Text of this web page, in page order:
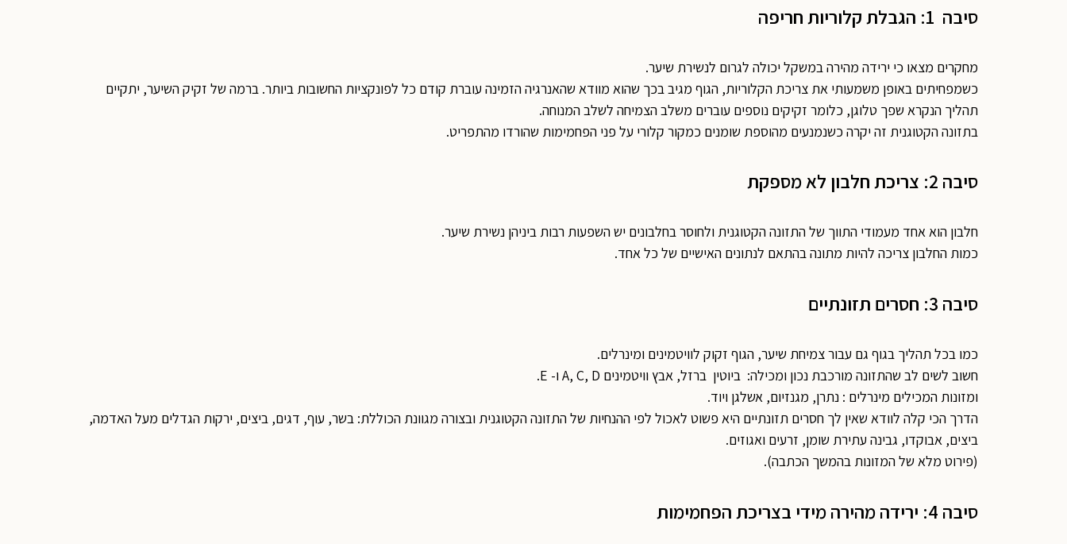
סיבה 1: הגבלת קלוריות חריפה
מחקרים מצאו כי ירידה מהירה במשקל יכולה לגרום לנשירת שיער.
כשמפחיתים באופן משמעותי את צריכת הקלוריות, הגוף מגיב בכך שהוא מוודא שהאנרגיה הזמינה עוברת קודם כל לפונקציות החשובות ביותר. ברמה של זקיק השיער, יתקיים
תהליך הנקרא שפך טלוגן, כלומר זקיקים נוספים עוברים משלב הצמיחה לשלב המנוחה.
בתזונה הקטוגנית זה יקרה כשנמנעים מהוספת שומנים כמקור קלורי על פני הפחמימות שהורדו מהתפריט.
סיבה 2: צריכת חלבון לא מספקת
חלבון הוא אחד מעמודי התווך של התזונה הקטוגנית ולחוסר בחלבונים יש השפעות רבות ביניהן נשירת שיער.
כמות החלבון צריכה להיות מתונה בהתאם לנתונים האישיים של כל אחד.
סיבה 3: חסרים תזונתיים
כמו בכל תהליך בגוף גם עבור צמיחת שיער, הגוף זקוק לוויטמינים ומינרלים.
חשוב לשים לב שהתזונה מורכבת נכון ומכילה: ביוטין ברזל, אבץ וויטמינים A, C, D ו- E.
ומזונות המכילים מינרלים : נתרן, מגנזיום, אשלגן ויוד.
הדרך הכי קלה לוודא שאין לך חסרים תזונתיים היא פשוט לאכול לפי ההנחיות של התזונה הקטוגנית ובצורה מגוונת הכוללת: בשר, עוף, דגים, ביצים, ירקות הגדלים מעל האדמה,
ביצים, אבוקדו, גבינה עתירת שומן, זרעים ואגוזים.
(פירוט מלא של המזונות בהמשך הכתבה).
סיבה 4: ירידה מהירה מידי בצריכת הפחמימות